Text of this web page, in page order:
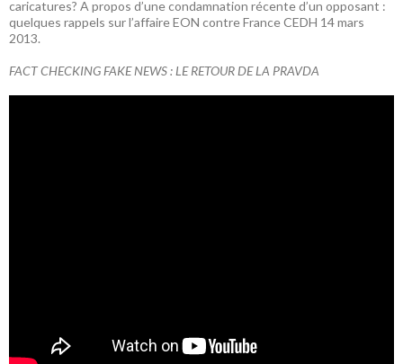
caricatures? A propos d’une condamnation récente d’un opposant :
quelques rappels sur l’affaire EON contre France CEDH 14 mars
2013.
FACT CHECKING FAKE NEWS : LE RETOUR DE LA PRAVDA